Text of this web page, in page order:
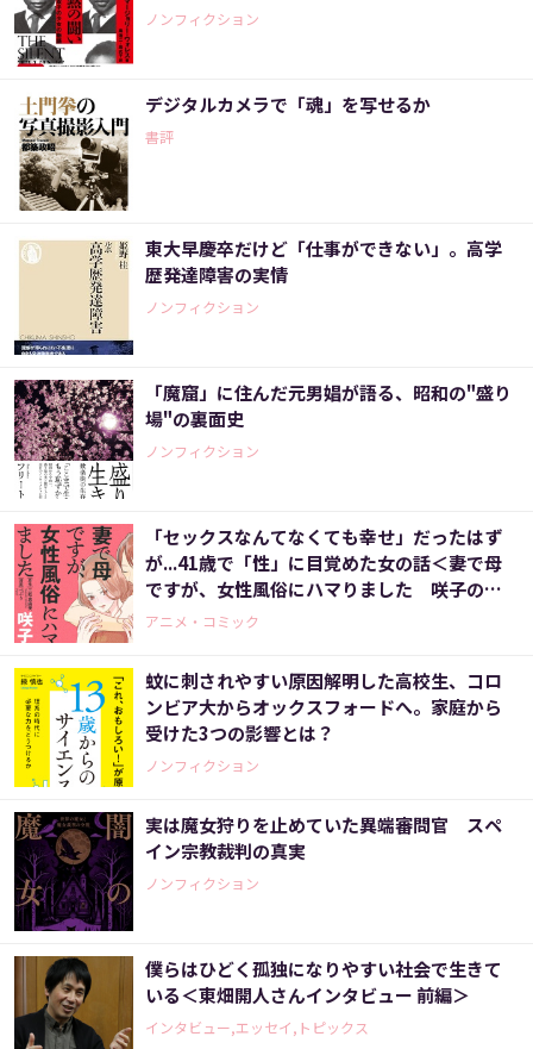
ノンフィクション
デジタルカメラで「魂」を写せるか
書評
東大早慶卒だけど「仕事ができない」。高学
歴発達障害の実情
ノンフィクション
「魔窟」に住んだ元男娼が語る、昭和の"盛り
場"の裏面史
ノンフィクション
「セックスなんてなくても幸せ」だったはず
が...41歳で「性」に目覚めた女の話＜妻で母
ですが、女性風俗にハマりました 咲子の場
合＞
アニメ・コミック
蚊に刺されやすい原因解明した高校生、コロ
ンビア大からオックスフォードへ。家庭から
受けた3つの影響とは？
ノンフィクション
実は魔女狩りを止めていた異端審問官 スペ
イン宗教裁判の真実
ノンフィクション
僕らはひどく孤独になりやすい社会で生きて
いる＜東畑開人さんインタビュー 前編＞
インタビュー,エッセイ,トピックス